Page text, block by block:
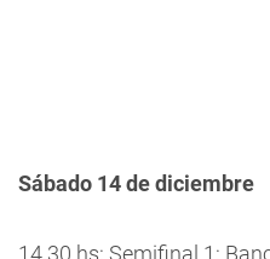
Sábado 14 de diciembre
14.30 hs: Semifinal 1: